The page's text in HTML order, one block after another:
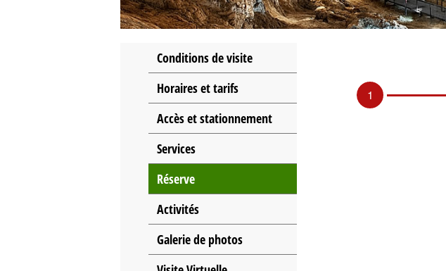
Conditions de visite
Horaires et tarifs
Accès et stationnement
Services
Réserve
Activités
Galerie de photos